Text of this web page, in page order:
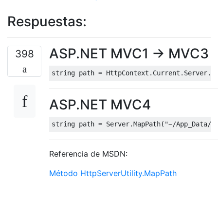
Respuestas:
398 ASP.NET MVC1 -> MVC3
string path = HttpContext . Current . Server.
ASP.NET MVC4
string path = Server.MapPath( "~/App_Data/
Referencia de MSDN:
Método HttpServerUtility.MapPath